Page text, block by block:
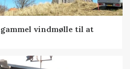
vindmølle til at